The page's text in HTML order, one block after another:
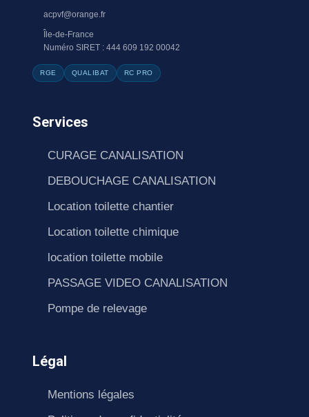
acpvf@orange.fr
Île-de-France
Numéro SIRET : 444 609 192 00042
RGE QUALIBAT RC PRO
Services
CURAGE CANALISATION
DEBOUCHAGE CANALISATION
Location toilette chantier
Location toilette chimique
location toilette mobile
PASSAGE VIDEO CANALISATION
Pompe de relevage
Légal
Mentions légales